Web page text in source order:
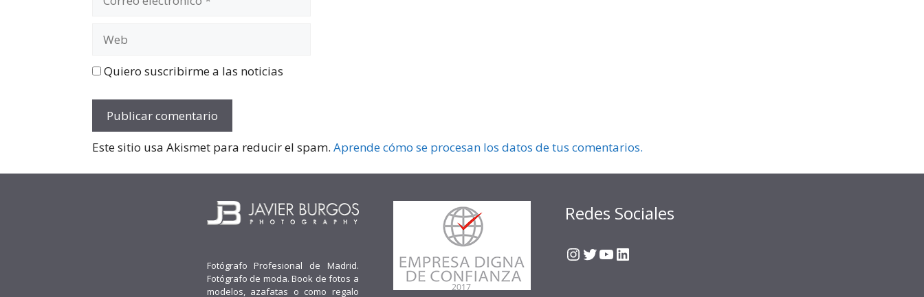
electrónico
Quiero suscribirme a las noticias
Este sitio usa Akismet para reducir el spam.Aprende cómo se procesan los datos de tus comentarios.
Fotógrafo Profesional de Madrid.
Fotógrafo de moda. Book de fotos a
modelos, azafatas o como regalo
Redes Sociales
Instagram
Twitter
YouTube
LinkedIn